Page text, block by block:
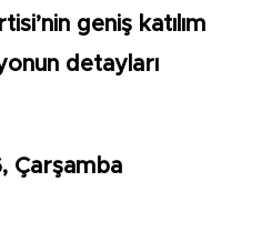
geniş katılım
detayları
Çarşamba